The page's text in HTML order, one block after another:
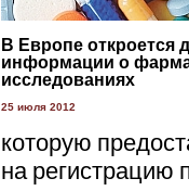
В Европе откроется
информации о
исследованиях
25 июля 2012
которую
на регистрацию